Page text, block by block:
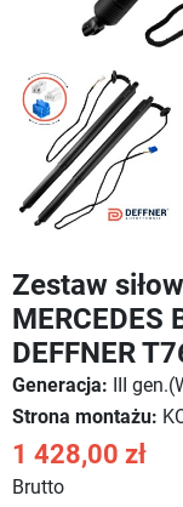
Zestaw
DEFFNER
Generacja: III
Strona montażu:
1 428,00 zł
Brutto